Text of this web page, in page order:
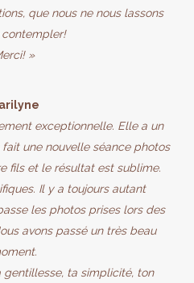
que nous ne nous lassons
»
exceptionnelle. Elle a un
une nouvelle séance photos
fils et le résultat est sublime.
Il y a toujours autant
les photos prises lors des
avons passé un très beau
gentillesse, ta simplicité, ton